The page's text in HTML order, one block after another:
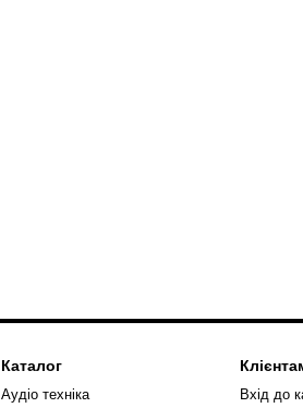
Каталог
Аудіо техніка Вхід до